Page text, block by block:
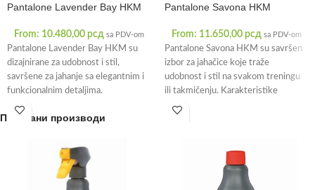
Pantalone Lavender Bay HKM
From: 10.480,00 рсд sa PDV-om
Pantalone Lavender Bay HKM su
dizajnirane za udobnost i stil,
savršene za jahanje sa elegantnim i
funkcionalnim detaljima.
Karakteristike proizvoda:
Pantalone Savona HKM
From: 11.650,00 рсд sa PDV-om
Pantalone Savona HKM su savršen
izbor za jahačice koje traže
udobnost i stil na svakom treningu
ili takmičenju. Karakteristike
proizvoda:
Повезани производи